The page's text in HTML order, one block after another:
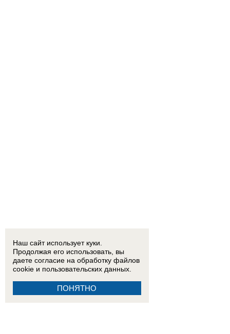
Наш сайт использует куки.
Продолжая его использовать, вы
даете согласие на обработку файлов
cookie и пользовательских данных.
ПОНЯТНО